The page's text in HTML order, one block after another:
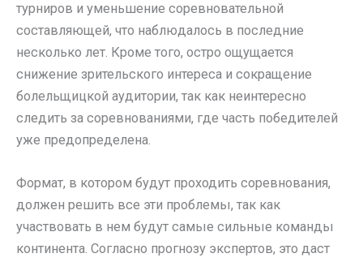
турниров и уменьшение соревновательной
составляющей, что наблюдалось в последние
несколько лет. Кроме того, остро ощущается
снижение зрительского интереса и сокращение
болельщицкой аудитории, так как неинтересно
следить за соревнованиями, где часть победителей
уже предопределена.
Формат, в котором будут проходить соревнования,
должен решить все эти проблемы, так как
участвовать в нем будут самые сильные команды
континента. Согласно прогнозу экспертов, это даст